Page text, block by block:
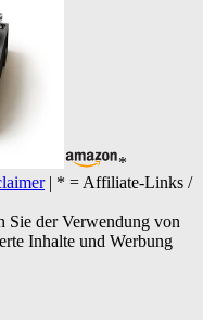
*
| * = Affiliate-Links /
Sie der Verwendung von
Inhalte und Werbung